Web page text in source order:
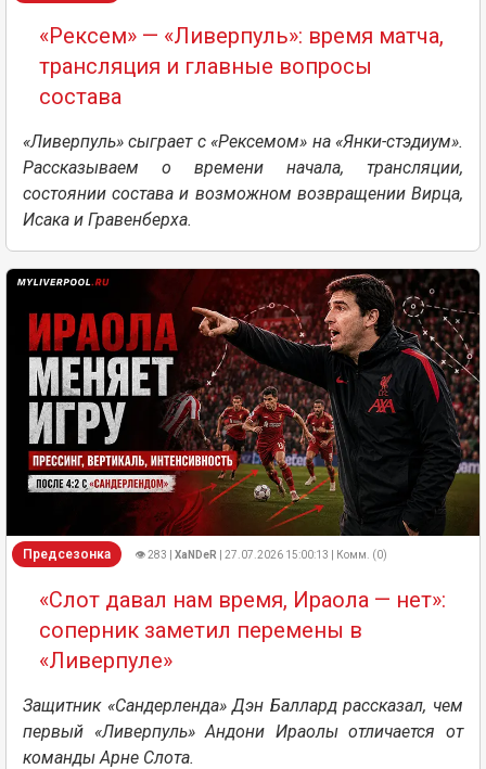
«Рексем» — «Ливерпуль»: время матча,
трансляция и главные вопросы
состава
«Ливерпуль» сыграет с «Рексемом» на «Янки-стэдиум».
Рассказываем о времени начала, трансляции,
состоянии состава и возможном возвращении Вирца,
Исака и Гравенберха.
Предсезонка 👁 283 | XaNDeR | 27.07.2026 15:00:13 | Комм. (0)
«Слот давал нам время, Ираола — нет»:
соперник заметил перемены в
«Ливерпуле»
Защитник «Сандерленда» Дэн Баллард рассказал, чем
первый «Ливерпуль» Андони Ираолы отличается от
команды Арне Слота.